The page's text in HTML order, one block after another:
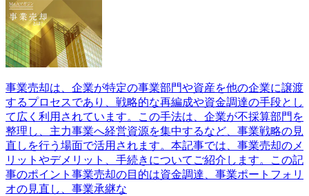
事業売却は、企業が特定の事業部門や資産を他の企業に譲渡
するプロセスであり、戦略的な再編成や資金調達の手段とし
て広く利用されています。この手法は、企業が不採算部門を
整理し、主力事業へ経営資源を集中するなど、事業戦略の見
直しを行う場面で活用されます。本記事では、事業売却のメ
リットやデメリット、手続きについてご紹介します。この記
事のポイント事業売却の目的は資金調達、事業ポートフォリ
オの見直し、事業承継な